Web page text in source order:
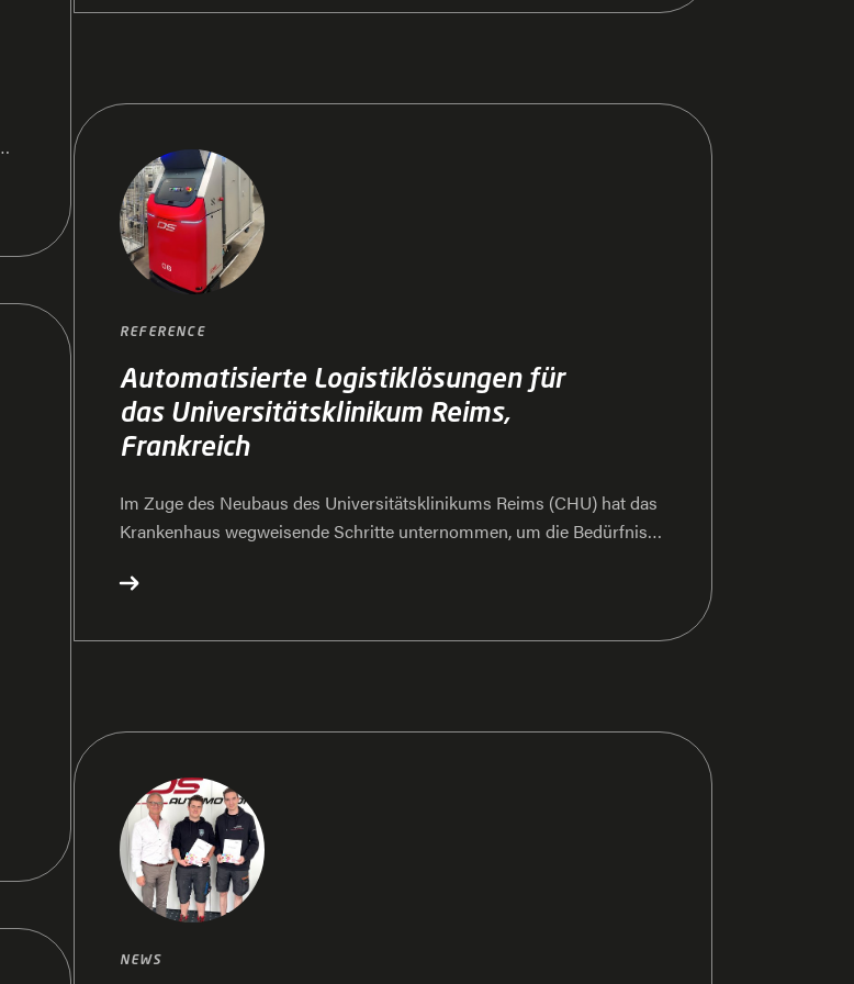
REFERENCE
Automatisierte Logistiklösungen für
das Universitätsklinikum Reims,
Frankreich
Im Zuge des Neubaus des Universitätsklinikums Reims (CHU) hat das
Krankenhaus wegweisende Schritte unternommen, um die Bedürfnisse
innovative Technologien zu verbessern. Ein zentrales Element dieser
Kapazität von 476 Betten und einem Investitionsvolumen von 240
Das CHU Reims hat sich für DS Automotion, ein Unternehmen der SSI
mit mobilen Robotern zu automatisieren und damit deutlich effizienter
zu gestalten.
NEWS